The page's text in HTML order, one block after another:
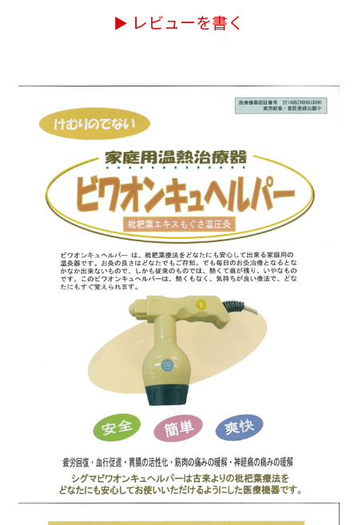
レビューを書く